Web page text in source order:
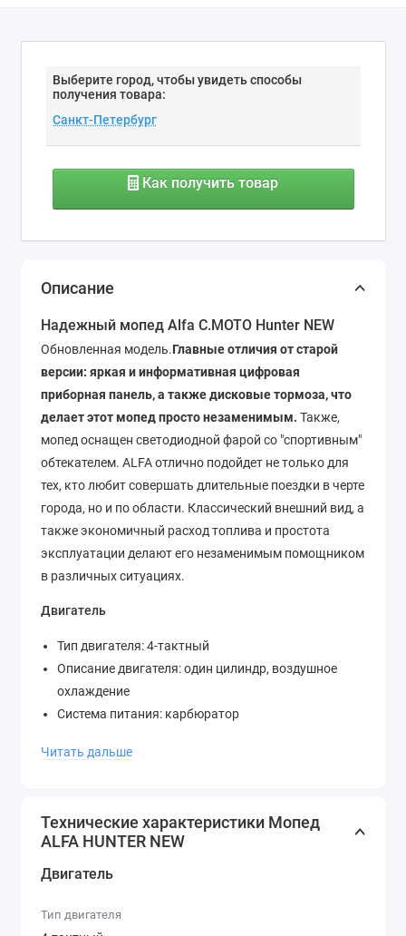
Выберите город, чтобы увидеть способы
получения товара:
Как получить товар
Описание
Надежный мопед Alfa С.МОТО Hunter NEW
Обновленная модель.Главные отличия от старой
версии: яркая и информативная цифровая
приборная панель, а также дисковые тормоза, что
делает этот мопед просто незаменимым. Также,
мопед оснащен светодиодной фарой со "спортивным"
обтекателем. ALFA отлично подойдет не только для
тех, кто любит совершать длительные поездки в черте
города, но и по области. Классический внешний вид, а
также экономичный расход топлива и простота
эксплуатации делают его незаменимым помощником
в различных ситуациях.
Двигатель
Тип двигателя: 4-тактный
Описание двигателя: один цилиндр, воздушное
охлаждение
Система питания: карбюратор
Максимальная мощность: 4 л.с.
Максимальная скорость: 50 км/ч
Тормозная система
Читать дальше
Технические характеристики Мопед
ALFA HUNTER NEW
Двигатель
Тип двигателя